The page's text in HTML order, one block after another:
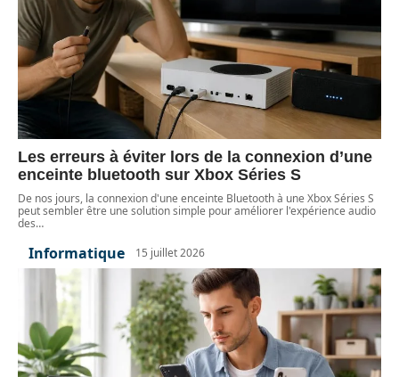
Les erreurs à éviter lors de la connexion d’une
enceinte bluetooth sur Xbox Séries S
De nos jours, la connexion d'une enceinte Bluetooth à une Xbox Séries S
peut sembler être une solution simple pour améliorer l'expérience audio
des…
Informatique 15 juillet 2026